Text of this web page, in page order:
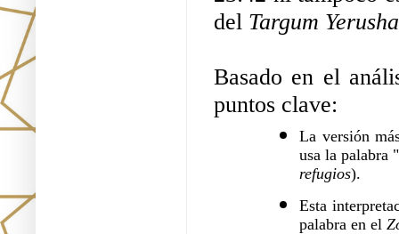
del Targum
Basado en el
puntos clave:
La versión
usa la palabra "
refugios).
Esta
palabra en el